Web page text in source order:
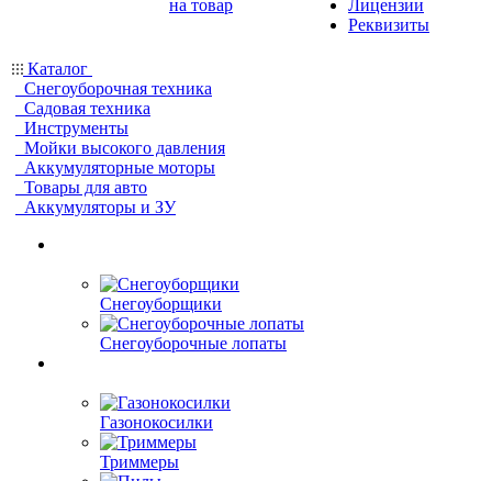
на товар
Лицензии
Реквизиты
Каталог
Снегоуборочная техника
Садовая техника
Инструменты
Мойки высокого давления
Аккумуляторные моторы
Товары для авто
Аккумуляторы и ЗУ
Снегоуборщики
Снегоуборочные лопаты
Газонокосилки
Триммеры